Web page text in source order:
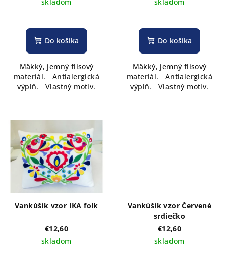
Do košíka
Mäkký, jemný flisový
materiál. Antialergická
výplň. Vlastný motív.
Do košíka
Mäkký, jemný flisový
materiál. Antialergická
výplň. Vlastný motív.
Vankúšik vzor IKA folk
€12,60
skladom
Vankúšik vzor Červené
srdiečko
€12,60
skladom